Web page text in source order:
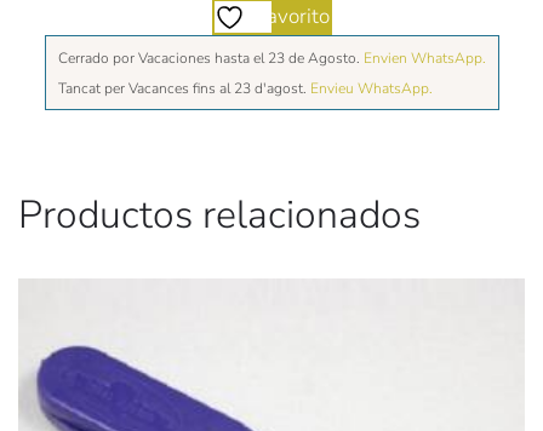
Favorito
Cerrado por Vacaciones hasta el 23 de Agosto. Envien WhatsApp.
Tancat per Vacances fins al 23 d'agost. Envieu WhatsApp.
Productos relacionados